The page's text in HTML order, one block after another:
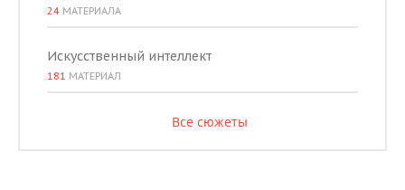
24 МАТЕРИАЛА
Искусственный интеллект
181 МАТЕРИАЛ
Все сюжеты